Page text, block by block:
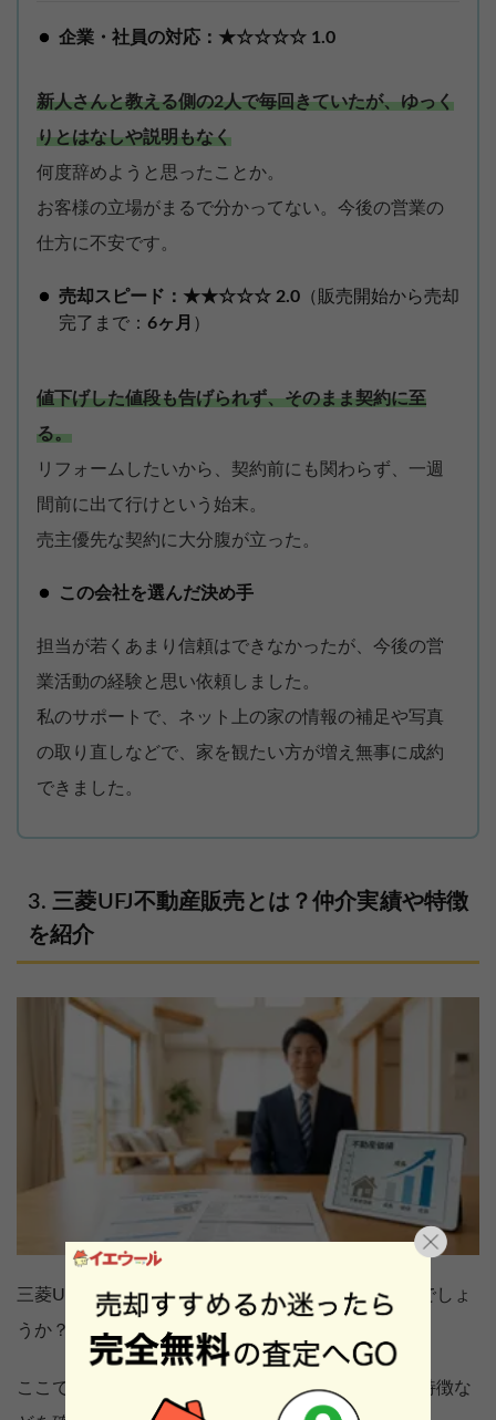
企業・社員の対応：★☆☆☆☆ 1.0
新人さんと教える側の2人で毎回きていたが、ゆっく
りとはなしや説明もなく
何度辞めようと思ったことか。
お客様の立場がまるで分かってない。今後の営業の
仕方に不安です。
売却スピード：★★☆☆☆ 2.0 （販売開始から売却
完了まで： 6ヶ月 ）
値下げした値段も告げられず、そのまま契約に至
る。
リフォームしたいから、契約前にも関わらず、一週
間前に出て行けという始末。
売主優先な契約に大分腹が立った。
この会社を選んだ決め手
担当が若くあまり信頼はできなかったが、今後の営
業活動の経験と思い依頼しました。
私のサポートで、ネット上の家の情報の補足や写真
の取り直しなどで、家を観たい方が増え無事に成約
できました。
三菱UFJ不動産販売とは？仲介実績や特徴
を紹介
三菱UFJ不動産販売とは一体どんな不動産会社なのでしょ
うか？
ここでは、三菱UFJ不動産販売の会社概要や実績、特徴な